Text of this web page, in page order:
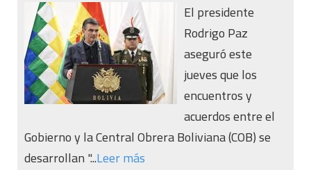
El presidente
Rodrigo Paz
aseguró este
jueves que los
encuentros y
acuerdos entre el
Gobierno y la Central Obrera Boliviana (COB) se
desarrollan "...Leer más